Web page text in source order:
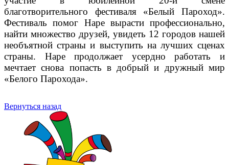
благотворительного фестиваля «Белый Пароход».
Фестиваль помог Наре вырасти профессионально,
найти множество друзей, увидеть 12 городов нашей
необъятной страны и выступить на лучших сценах
страны. Наре продолжает усердно работать и
мечтает снова попасть в добрый и дружный мир
«Белого Парохода».
Вернуться назад